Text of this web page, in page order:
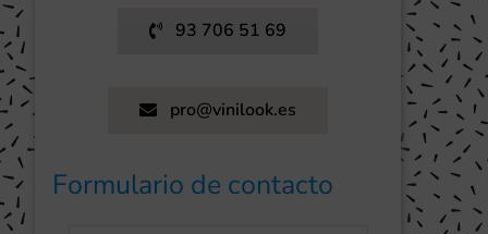
93 706 51 69
pro@vinilook.es
Formulario de contacto